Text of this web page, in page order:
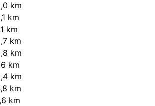
km
km
km
km
km
km
km
km
km